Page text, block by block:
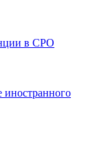
в СРО
иностранного